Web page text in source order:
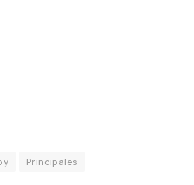
Principales